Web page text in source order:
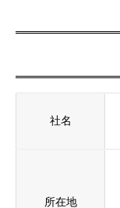
社名
所在地